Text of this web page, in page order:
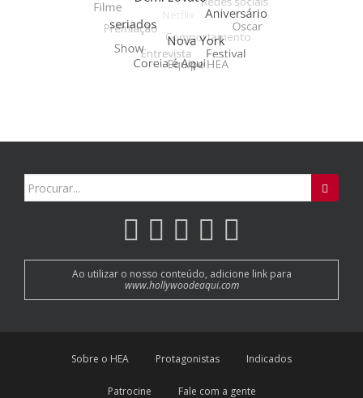
Search
for:
Ao utilizar o nosso conteúdo, adicione link para
www.hollywoodeaqui.com
Sobre o HEA Protagonistas Indicados
Patrocine Fale com a gente